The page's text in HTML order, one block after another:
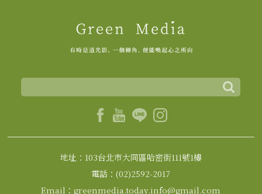
地址：103台北市大同區哈密街111號1樓
電話：(02)2592-2017
Email：greenmedia.today.info@gmail.com